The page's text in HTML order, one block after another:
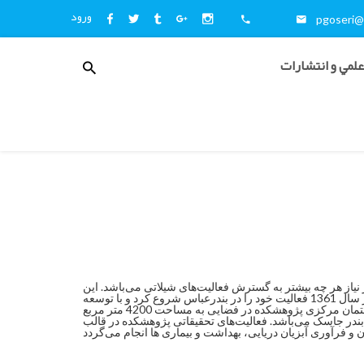
ورود
منوی
کاربری
و انتشارات
هر چه بیشتر به گسترش فعالیت‌های شیلاتی می‌باشد. این
فعالیت‌ها هنگامی در راستای توسعه پایدار است که مبتنی بر نتایج پژوهش‌های علمی باشد. بر این اساس مرکز تحقیقات شیلاتی دریای عمان در سال 1361 فعالیت خود را در بندرعباس شروع کرد و با توسعه
فعالیت‌ها و امکانات، در سال 1381 با مجوز وزارت علوم، تحقیقات و فنآوری به پژوهشکده اکولوژی خلیج فارس و دریای عمان ارتقاء یافت. ساختمان مرکزی پژوهشکده در فضایی به مساحت 4200 متر مربع
جاسک می‌باشد. فعالیت‌های تحقیقاتی پژوهشکده در قالب